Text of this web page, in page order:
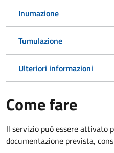
Inumazione
Tumulazione
Ulteriori informazioni
Come fare
Il servizio può essere attivato
documentazione prevista,